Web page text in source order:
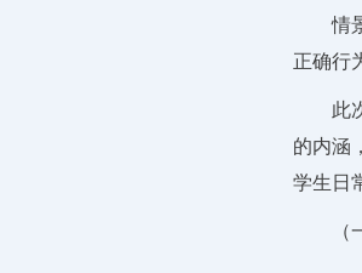
情
正确行
此
的内涵
学生日
（